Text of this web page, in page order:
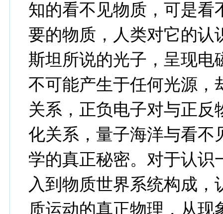
知的看不见物质，可是看
要的物质，人类对它的认
斯坦所说的光子，呈现电
不可能产生于任何光源，
关系，正负电子对与正反
化关系，量子海洋与看不
学的真正秘密。对于认识
入到物质世界系统构成
质运动的真正物理，从